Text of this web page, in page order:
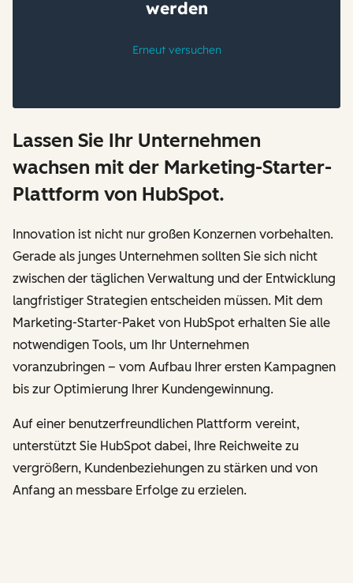
Lassen Sie Ihr Unternehmen
wachsen mit der Marketing-Starter-
Plattform von HubSpot.
Innovation ist nicht nur großen Konzernen vorbehalten.
Gerade als junges Unternehmen sollten Sie sich nicht
zwischen der täglichen Verwaltung und der Entwicklung
langfristiger Strategien entscheiden müssen. Mit dem
Marketing-Starter-Paket von HubSpot erhalten Sie alle
notwendigen Tools, um Ihr Unternehmen
voranzubringen – vom Aufbau Ihrer ersten Kampagnen
bis zur Optimierung Ihrer Kundengewinnung.
Auf einer benutzerfreundlichen Plattform vereint,
unterstützt Sie HubSpot dabei, Ihre Reichweite zu
vergrößern, Kundenbeziehungen zu stärken und von
Anfang an messbare Erfolge zu erzielen.